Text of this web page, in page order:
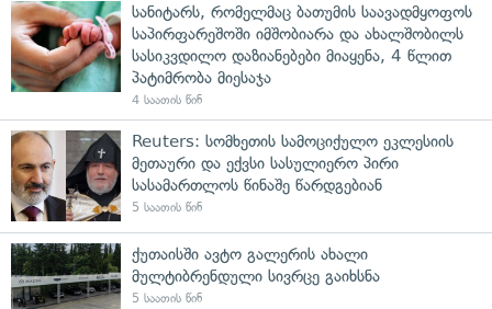
სანიტარს, რომელმაც ბათუმის საავადმყოფოს
საპირფარეშოში იმშობიარა და ახალშობილს
სასიკვდილო დაზიანებები მიაყენა, 4 წლით
პატიმრობა მიესაჯა
4 საათის წინ
Reuters: სომხეთის სამოციქულო ეკლესიის
მეთაური და ექვსი სასულიერო პირი
სასამართლოს წინაშე წარდგებიან
5 საათის წინ
ქუთაისში ავტო გალერის ახალი
მულტიბრენდული სივრცე გაიხსნა
5 საათის წინ